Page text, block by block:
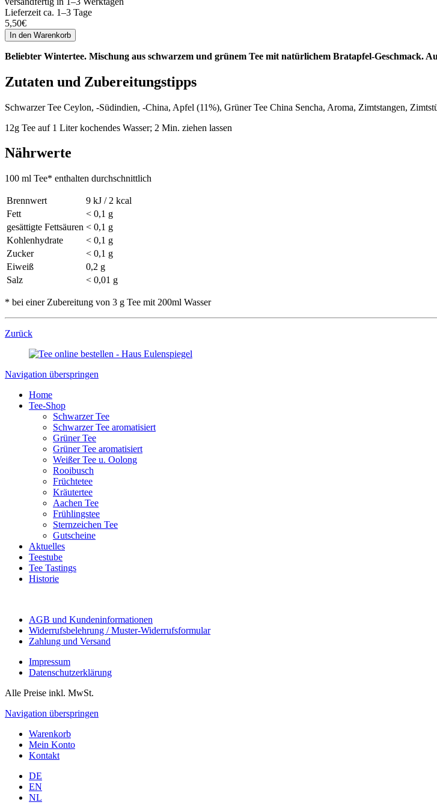
Lieferzeit ca. 1–3 Tage
5,50€
Beliebter Wintertee. Mischung aus schwarzem und grünem Tee mit natürlichem Bratapfel-Geschmack.
Zutaten und Zubereitungstipps
Schwarzer Tee Ceylon, -Südindien, -China, Apfel (11%), Grüner Tee China Sencha, Aroma, Zimtstangen,
12g Tee auf 1 Liter kochendes Wasser; 2 Min. ziehen lassen
Nährwerte
100 ml Tee* enthalten durchschnittlich
Brennwert
9 kJ / 2 kcal
Fett
< 0,1 g
gesättigte Fettsäuren < 0,1 g
Kohlenhydrate
< 0,1 g
Zucker
< 0,1 g
Eiweiß
0,2 g
Salz
< 0,01 g
* bei einer Zubereitung von 3 g Tee mit 200ml Wasser
Zurück
Navigation überspringen
Home
Tee-Shop
Schwarzer Tee
Schwarzer Tee aromatisiert
Grüner Tee
Grüner Tee aromatisiert
Weißer Tee u. Oolong
Rooibusch
Früchtetee
Kräutertee
Aachen Tee
Frühlingstee
Sternzeichen Tee
Gutscheine
Aktuelles
Teestube
Tee Tastings
Historie
AGB und Kundeninformationen
Widerrufsbelehrung / Muster-Widerrufsformular
Zahlung und Versand
Impressum
Datenschutzerklärung
Alle Preise inkl. MwSt.
Navigation überspringen
Warenkorb
Mein Konto
Kontakt
DE
EN
NL